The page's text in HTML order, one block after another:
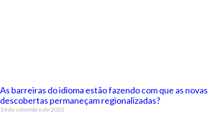
As barreiras do idioma estão fazendo com que as novas
descobertas permaneçam regionalizadas?
14 de setembro de 2022